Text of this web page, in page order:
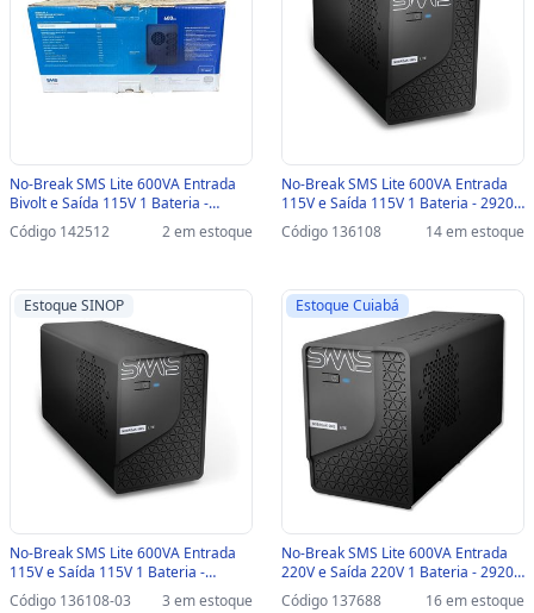
No-Break SMS Lite 600VA Entrada
Bivolt e Saída 115V 1 Bateria -
29202 CAIXA AVARIADA - 29202
Código 142512 2 em estoque
No-Break SMS Lite 600VA Entrada
115V e Saída 115V 1 Bateria - 29200
- 29200
Código 136108 14 em estoque
Estoque SINOP
No-Break SMS Lite 600VA Entrada
115V e Saída 115V 1 Bateria -
29200-SINOP-03 - 29200
Código 136108-03 3 em estoque
Estoque Cuiabá
No-Break SMS Lite 600VA Entrada
220V e Saída 220V 1 Bateria - 29201
- 29201
Código 137688 16 em estoque